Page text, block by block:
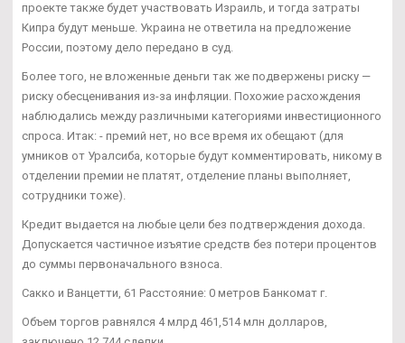
проекте также будет участвовать Израиль, и тогда затраты
Кипра будут меньше. Украина не ответила на предложение
России, поэтому дело передано в суд.
Более того, не вложенные деньги так же подвержены риску —
риску обесценивания из-за инфляции. Похожие расхождения
наблюдались между различными категориями инвестиционного
спроса. Итак: - премий нет, но все время их обещают (для
умников от Уралсиба, которые будут комментировать, никому в
отделении премии не платят, отделение планы выполняет,
сотрудники тоже).
Кредит выдается на любые цели без подтверждения дохода.
Допускается частичное изъятие средств без потери процентов
до суммы первоначального взноса.
Сакко и Ванцетти, 61 Расстояние: 0 метров Банкомат г.
Объем торгов равнялся 4 млрд 461,514 млн долларов,